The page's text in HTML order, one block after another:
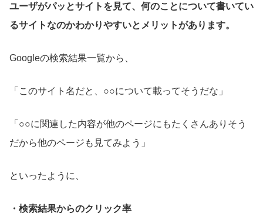
ユーザがパッとサイトを見て、何のことについて書いてい
るサイトなのかわかりやすいとメリットがあります。
Googleの検索結果一覧から、
「このサイト名だと、○○について載ってそうだな」
「○○に関連した内容が他のページにもたくさんありそう
だから他のページも見てみよう」
といったように、
・検索結果からのクリック率